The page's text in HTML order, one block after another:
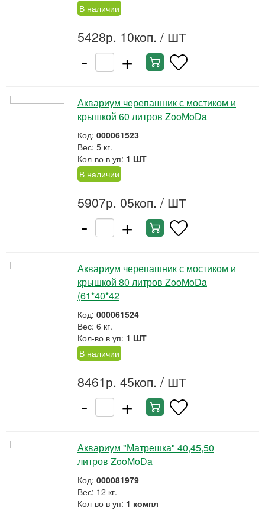
В наличии
5428р. 10коп. / ШТ
- +
Аквариум черепашник с мостиком и
крышкой 60 литров ZooMoDa
Код: 000061523
Вес: 5 кг.
Кол-во в уп: 1 ШТ
В наличии
5907р. 05коп. / ШТ
- +
Аквариум черепашник с мостиком и
крышкой 80 литров ZooMoDa
(61*40*42
Код: 000061524
Вес: 6 кг.
Кол-во в уп: 1 ШТ
В наличии
8461р. 45коп. / ШТ
- +
Аквариум "Матрешка" 40,45,50
литров ZooMoDa
Код: 000081979
Вес: 12 кг.
Кол-во в уп: 1 компл